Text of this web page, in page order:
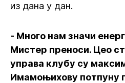
из дана у дан.
- Много нам значи
Мистер преноси. Цео
управа клубу су
Имамоњихову потпуну